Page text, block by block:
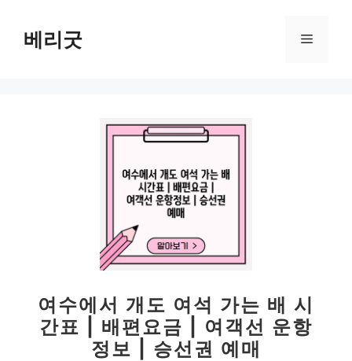
베리굿 메
여수에서 개도 여석 가는 배 시
간표 | 배편요금 | 여객선 운항
정보 | 승선권 예매